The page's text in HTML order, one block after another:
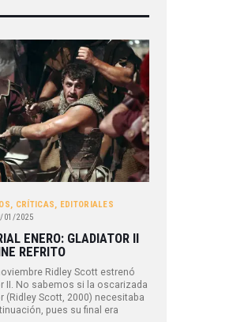
, CRÍTICAS, EDITORIALES
01/2025
ENERO: GLADIATOR II
REFRITO
Ridley Scott estrenó
II. No sabemos si la oscarizada
(Ridley Scott, 2000) necesitaba
pues su final era